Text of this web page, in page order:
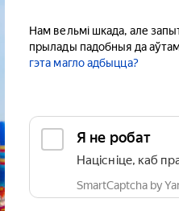
Нам вельмі шкада, але
прылады падобныя да
гэта магло адбыцца?
Я не робат
Націсніце, каб
SmartCaptcha by